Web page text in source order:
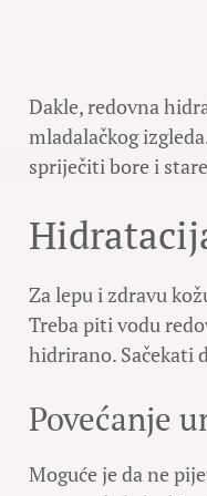
Dakle, redovna
mladalačkog
spriječiti bore i
Za lepu i zdravu
Treba piti vodu
hidrirano. Sačekati
Povećanje
Moguće je da ne